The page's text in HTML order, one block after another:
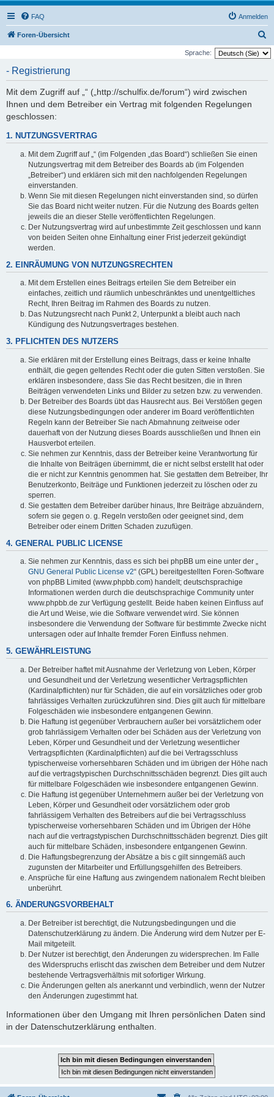
FAQ Anmelden
Foren-Übersicht
u
Sprache:
- Registrierung
Mit dem Zugriff auf „“ („http://schulfix.de/forum“) wird zwischen
Ihnen und dem Betreiber ein Vertrag mit folgenden Regelungen
geschlossen:
1. NUTZUNGSVERTRAG
Mit dem Zugriff auf „“ (im Folgenden „das Board“) schließen Sie einen
Nutzungsvertrag mit dem Betreiber des Boards ab (im Folgenden
„Betreiber“) und erklären sich mit den nachfolgenden Regelungen
einverstanden.
Wenn Sie mit diesen Regelungen nicht einverstanden sind, so dürfen
Sie das Board nicht weiter nutzen. Für die Nutzung des Boards gelten
jeweils die an dieser Stelle veröffentlichten Regelungen.
Der Nutzungsvertrag wird auf unbestimmte Zeit geschlossen und kann
von beiden Seiten ohne Einhaltung einer Frist jederzeit gekündigt
werden.
2. EINRÄUMUNG VON NUTZUNGSRECHTEN
Mit dem Erstellen eines Beitrags erteilen Sie dem Betreiber ein
einfaches, zeitlich und räumlich unbeschränktes und unentgeltliches
Recht, Ihren Beitrag im Rahmen des Boards zu nutzen.
Das Nutzungsrecht nach Punkt 2, Unterpunkt a bleibt auch nach
Kündigung des Nutzungsvertrages bestehen.
3. PFLICHTEN DES NUTZERS
Sie erklären mit der Erstellung eines Beitrags, dass er keine Inhalte
enthält, die gegen geltendes Recht oder die guten Sitten verstoßen. Sie
erklären insbesondere, dass Sie das Recht besitzen, die in Ihren
Beiträgen verwendeten Links und Bilder zu setzen bzw. zu verwenden.
Der Betreiber des Boards übt das Hausrecht aus. Bei Verstößen gegen
diese Nutzungsbedingungen oder anderer im Board veröffentlichten
Regeln kann der Betreiber Sie nach Abmahnung zeitweise oder
dauerhaft von der Nutzung dieses Boards ausschließen und Ihnen ein
Hausverbot erteilen.
Sie nehmen zur Kenntnis, dass der Betreiber keine Verantwortung für
die Inhalte von Beiträgen übernimmt, die er nicht selbst erstellt hat oder
die er nicht zur Kenntnis genommen hat. Sie gestatten dem Betreiber, Ihr
Benutzerkonto, Beiträge und Funktionen jederzeit zu löschen oder zu
sperren.
Sie gestatten dem Betreiber darüber hinaus, Ihre Beiträge abzuändern,
sofern sie gegen o. g. Regeln verstoßen oder geeignet sind, dem
Betreiber oder einem Dritten Schaden zuzufügen.
4. GENERAL PUBLIC LICENSE
Sie nehmen zur Kenntnis, dass es sich bei phpBB um eine unter der „
GNU General Public License v2“ (GPL) bereitgestellten Foren-Software
von phpBB Limited (www.phpbb.com) handelt; deutschsprachige
Informationen werden durch die deutschsprachige Community unter
www.phpbb.de zur Verfügung gestellt. Beide haben keinen Einfluss auf
die Art und Weise, wie die Software verwendet wird. Sie können
insbesondere die Verwendung der Software für bestimmte Zwecke nicht
untersagen oder auf Inhalte fremder Foren Einfluss nehmen.
5. GEWÄHRLEISTUNG
Der Betreiber haftet mit Ausnahme der Verletzung von Leben, Körper
und Gesundheit und der Verletzung wesentlicher Vertragspflichten
(Kardinalpflichten) nur für Schäden, die auf ein vorsätzliches oder grob
fahrlässiges Verhalten zurückzuführen sind. Dies gilt auch für mittelbare
Folgeschäden wie insbesondere entgangenen Gewinn.
Die Haftung ist gegenüber Verbrauchern außer bei vorsätzlichem oder
grob fahrlässigem Verhalten oder bei Schäden aus der Verletzung von
Leben, Körper und Gesundheit und der Verletzung wesentlicher
Vertragspflichten (Kardinalpflichten) auf die bei Vertragsschluss
typischerweise vorhersehbaren Schäden und im übrigen der Höhe nach
auf die vertragstypischen Durchschnittsschäden begrenzt. Dies gilt auch
für mittelbare Folgeschäden wie insbesondere entgangenen Gewinn.
Die Haftung ist gegenüber Unternehmern außer bei der Verletzung von
Leben, Körper und Gesundheit oder vorsätzlichem oder grob
fahrlässigem Verhalten des Betreibers auf die bei Vertragsschluss
typischerweise vorhersehbaren Schäden und im Übrigen der Höhe
nach auf die vertragstypischen Durchschnittsschäden begrenzt. Dies gilt
auch für mittelbare Schäden, insbesondere entgangenen Gewinn.
Die Haftungsbegrenzung der Absätze a bis c gilt sinngemäß auch
zugunsten der Mitarbeiter und Erfüllungsgehilfen des Betreibers.
Ansprüche für eine Haftung aus zwingendem nationalem Recht bleiben
unberührt.
6. ÄNDERUNGSVORBEHALT
Der Betreiber ist berechtigt, die Nutzungsbedingungen und die
Datenschutzerklärung zu ändern. Die Änderung wird dem Nutzer per E-
Mail mitgeteilt.
Der Nutzer ist berechtigt, den Änderungen zu widersprechen. Im Falle
des Widerspruchs erlischt das zwischen dem Betreiber und dem Nutzer
bestehende Vertragsverhältnis mit sofortiger Wirkung.
Die Änderungen gelten als anerkannt und verbindlich, wenn der Nutzer
den Änderungen zugestimmt hat.
Informationen über den Umgang mit Ihren persönlichen Daten sind
in der Datenschutzerklärung enthalten.